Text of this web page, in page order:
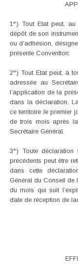
1°) Tout Etat peut,
dépôt de son
ou d’adhésion,
présente Convention.
2°) Tout Etat peut, à
adressée au
l’application de la
dans la déclaration.
ce territoire le premier
de trois mois après
Secrétaire Général.
3°) Toute
précédents peut être
dans cette
Général du Conseil de
du mois qui suit
date de réception de